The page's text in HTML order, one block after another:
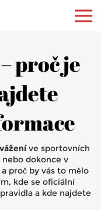
proč je
ve sportovních
dokonce v
proč by vás to mělo
kde se oficiální
a kde najdete